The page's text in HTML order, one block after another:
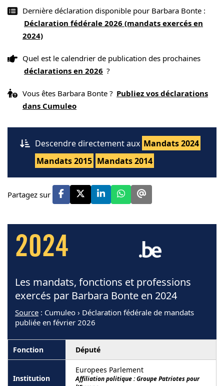
Dernière déclaration disponible pour Barbara Bonte :
Déclaration fédérale 2026 (mandats exercés en
2024)
Quel est le calendrier de publication des prochaines
déclarations en 2026 ?
Vous êtes Barbara Bonte ? Publiez vos déclarations
dans Cumuleo
Descendre directement aux Mandats 2024
Mandats 2015 Mandats 2014
Partagez sur
2024
Les mandats, fonctions et professions
exercés par Barbara Bonte en 2024
Source : Cumuleo › Déclaration fédérale de mandats
publiée en février 2026
Député
Europees Parlement
Affiliation politique : Groupe Patriotes pour